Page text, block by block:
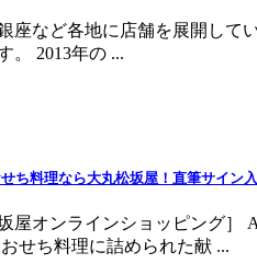
座など各地に店舗を展開して
。 2013年の ...
ち料理なら大丸松坂屋！直筆サイン
坂屋オンラインショッピング
せち料理に詰められた献 ...